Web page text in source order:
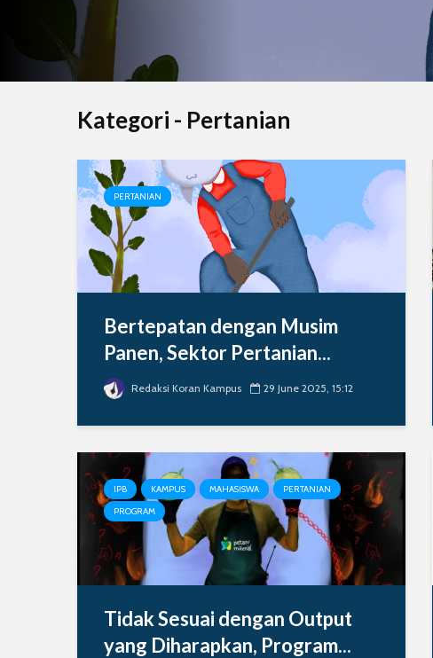
Kategori - Pertanian
PERTANIAN
Bertepatan dengan Musim
Panen, Sektor Pertanian...
Redaksi Koran Kampus 29 June 2025, 15:12
IPB KAMPUS MAHASISWA
PERTANIAN
PROGRAM
Tidak Sesuai dengan Output
yang Diharapkan, Program...